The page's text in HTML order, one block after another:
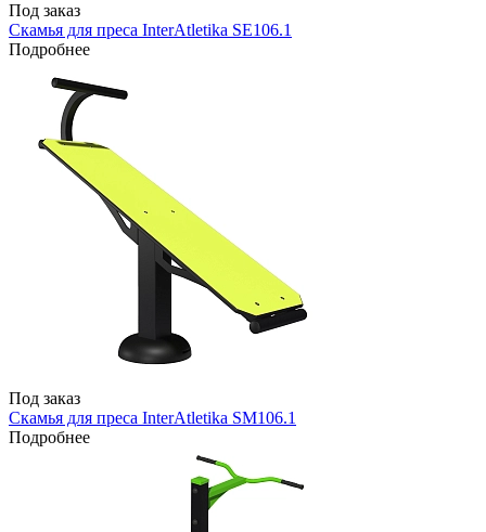
Под заказ
Скамья для преса InterAtletika SE106.1
Подробнее
Под заказ
Скамья для преса InterAtletika SM106.1
Подробнее